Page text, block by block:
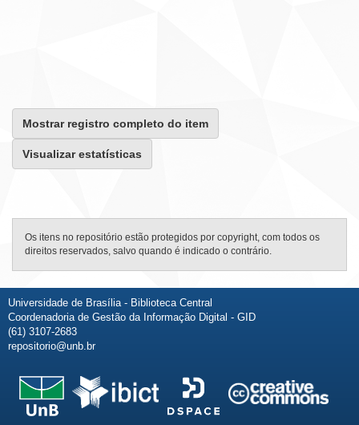
Mostrar registro completo do item
Visualizar estatísticas
Os itens no repositório estão protegidos por copyright, com todos os
direitos reservados, salvo quando é indicado o contrário.
Universidade de Brasília - Biblioteca Central
Coordenadoria de Gestão da Informação Digital - GID
(61) 3107-2683
repositorio@unb.br